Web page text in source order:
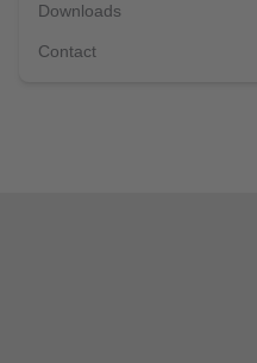
Downloads
Contact